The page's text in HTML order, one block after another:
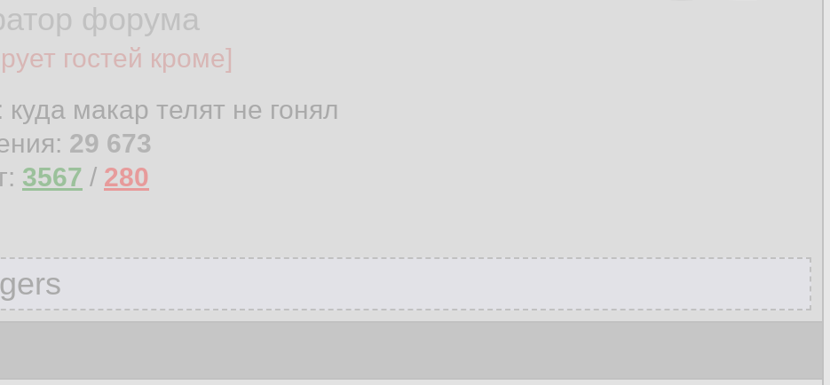
форума
гостей кроме]
куда макар телят не гонял
29 673
3567 / 280